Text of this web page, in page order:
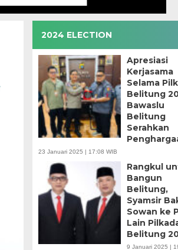
2024 ELECTION
Apresiasi
Kerjasama
Selama
Belitung
Bawaslu
Belitung
Serahkan
23 Januari 2025 | 17:08 WIB
Rangkul
Bangun
Belitung,
Syamsir
Sowan ke
Lain
Belitung
9 Januari 2025 |